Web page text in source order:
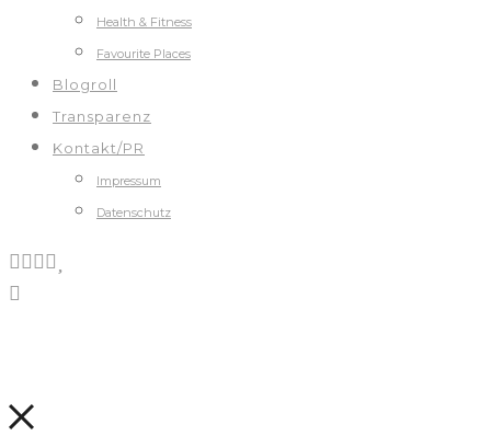
Health & Fitness
Favourite Places
Blogroll
Transparenz
Kontakt/PR
Impressum
Datenschutz